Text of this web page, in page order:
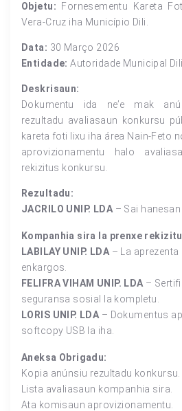
Objetu: Fornesementu Kareta
Vera-Cruz iha Município Dili.
Data: 30 Março 2026
Entidade: Autoridade Municipal Dili
Deskrisaun:
Dokumentu ida ne’e mak
rezultadu avaliasaun konkursu
kareta foti lixu iha área Nain-Feto
aprovizionamentu halo
rekizitus konkursu.
Rezultadu:
JACRILO UNIP. LDA – Sai hanesan
Kompanhia sira la prenxe
LABILAY UNIP. LDA – La
enkargos.
FELIFRA VIHAM UNIP. LDA –
seguransa sosial la kompletu.
LORIS UNIP. LDA – Dokumentus
softcopy USB la iha.
Aneksa Obrigadu:
Kopia anúnsiu rezultadu konkursu.
Lista avaliasaun kompanhia sira.
Ata komisaun aprovizionamentu.